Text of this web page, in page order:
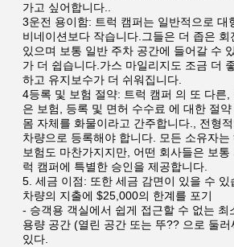
가고 싶어합니다..
3운전 용이함: 트럭 캠퍼는 일반적으로 대
비네이션보다 작습니다.그들은 더 좁은 회
있으며 보통 일반 주차 공간에 들어갈 수
가 더 쉽습니다.가스 마일리지도 조금 더
하고 유지보수가 더 쉬워집니다.
4등록 및 보험 절약: 트럭 캠퍼 의 또 다른,
은 보험, 등록 및 면허 수수료 에 대한 절
몸 자체를 화물이라고 간주합니다., 전형
차량으로 등록해야 합니다. 모든 소유자는
보험도 마찬가지지만, 어떤 회사들은 보통
럭 캠퍼에 특별한 승인을 제공합니다.
5. 세금 이점: 또한 세금 감면이 있을 수 있
차량의 지출에 $25,000의 한계를 포기
- 승객용 객실에서 쉽게 접근할 수 없는 최
용량 공간 (열린 공간 또는 뚜?? 으로 둘
있다.